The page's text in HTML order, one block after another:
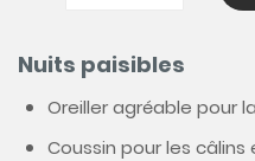
Nuits paisibles
Oreiller agréable pour
Coussin pour les